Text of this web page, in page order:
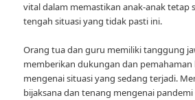
vital dalam memastikan anak-anak tetap
tengah situasi yang tidak pasti ini.
Orang tua dan guru memiliki tanggung
memberikan dukungan dan pemahaman
mengenai situasi yang sedang terjadi.
bijaksana dan tenang mengenai pandemi